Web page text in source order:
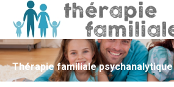
Thérapie familiale psychanalytique